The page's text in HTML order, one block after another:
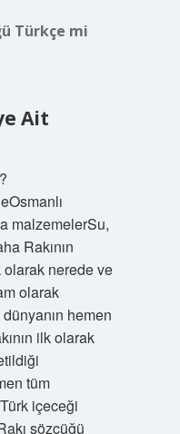
Türkçe mi
Ait
malzemelerSu,
Rakının
olarak nerede ve
olarak
hemen
ilk olarak
tüm
içeceği
sözcüğü